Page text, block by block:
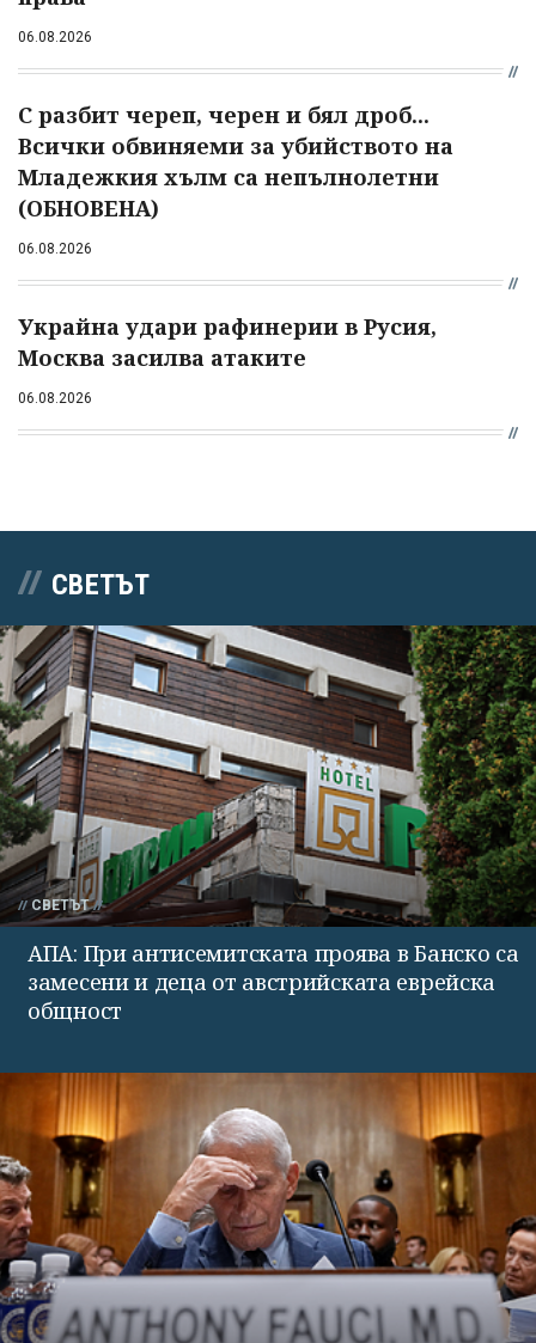
06.08.2026
С разбит череп, черен и бял дроб...
Всички обвиняеми за убийството на
Младежкия хълм са непълнолетни
(ОБНОВЕНА)
06.08.2026
Украйна удари рафинерии в Русия,
Москва засилва атаките
06.08.2026
СВЕТЪТ
СВЕТЪТ
АПА: При антисемитската проява в Банско са
замесени и деца от австрийската еврейска
общност